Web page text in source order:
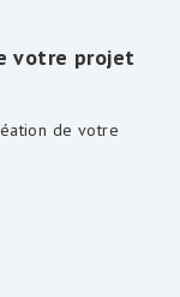
votre projet
de votre